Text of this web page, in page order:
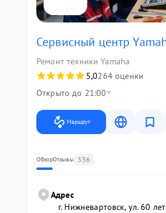
Сервисный центр
Ремонт техники Yamaha
5,0264 оценки
Открыто до 21:00
Маршрут
ОбзорОтзывы 336
Адрес
г. Нижневартовск, ул. 60